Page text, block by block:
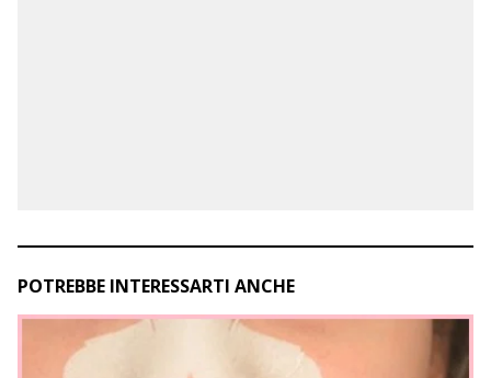
POTREBBE INTERESSARTI ANCHE